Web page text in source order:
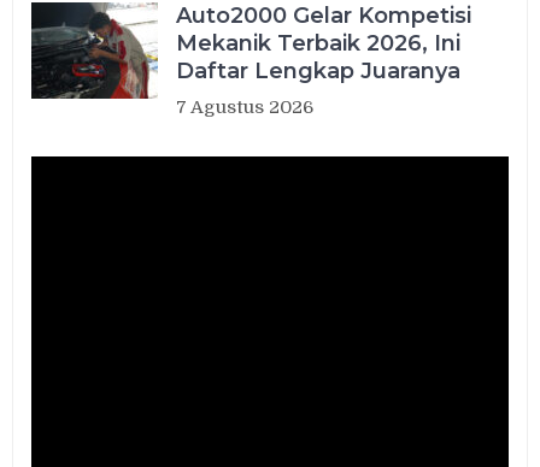
Auto2000 Gelar Kompetisi
Mekanik Terbaik 2026, Ini
Daftar Lengkap Juaranya
7 Agustus 2026